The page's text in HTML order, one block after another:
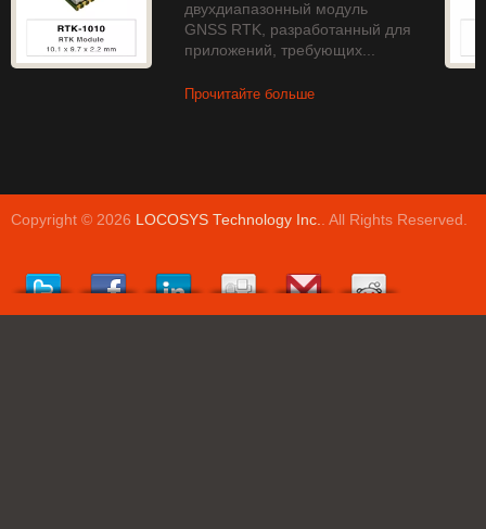
двухдиапазонный модуль
GNSS RTK, разработанный для
приложений, требующих...
Прочитайте больше
Copyright © 2026 LOCOSYS Technology Inc. . All Rights Reserved.